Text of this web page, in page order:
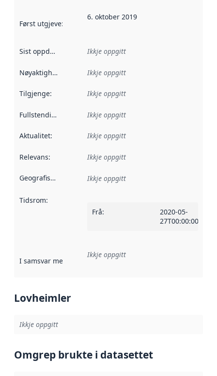
Først utgjeve:
6. oktober 2019
Sist oppdatert Ikkje oppgitt
Nøyaktigheit Ikkje oppgitt
Tilgjenge: Ikkje oppgitt
Fullstendigheit Ikkje oppgitt
Aktualitet: Ikkje oppgitt
Relevans: Ikkje oppgitt
Geografisk område Ikkje oppgitt
Tidsrom:
Frå:
2020-05-
27T00:00:00Z
I samsvar med Referanse til ei implementeringsregel eller
Ikkje oppgitt
Lovheimler
Ikkje oppgitt
Omgrep brukte i datasettet